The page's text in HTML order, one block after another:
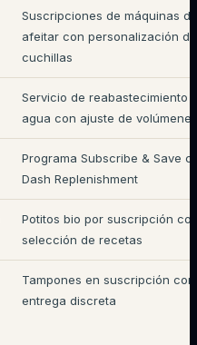
Suscripciones de máquinas de
afeitar con personalización de
cuchillas
Servicio de reabastecimiento
agua con ajuste de volúmenes
Programa Subscribe & Save
Dash Replenishment
Potitos bio por suscripción
selección de recetas
Tampones en suscripción con
entrega discreta